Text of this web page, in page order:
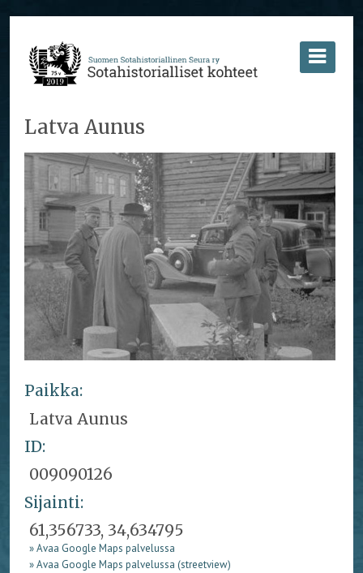
Latva Aunus
Paikka:
Latva Aunus
ID:
009090126
Sijainti:
61,356733, 34,634795
» Avaa Google Maps palvelussa
» Avaa Google Maps palvelussa (streetview)